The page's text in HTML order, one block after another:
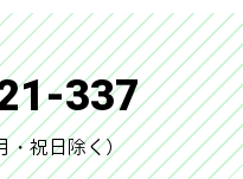
337
・祝日除く）